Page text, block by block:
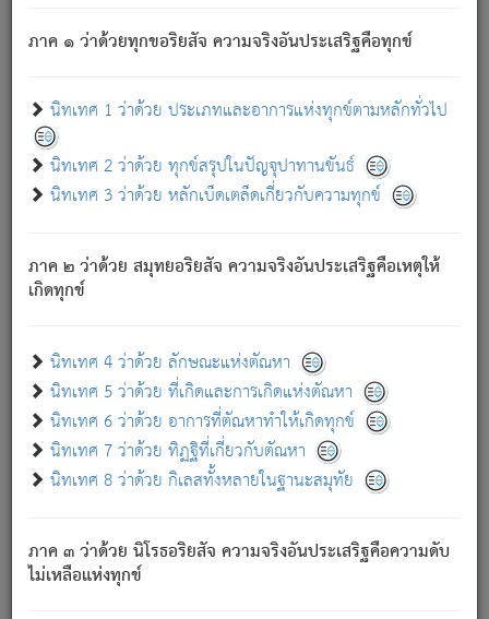
ภาค ๑ ว่าด้วยทุกขอริยสัจ ความจริงอันประเสริฐคือทุกข์
นิทเทศ 1 ว่าด้วย ประเภทและอาการแห่งทุกข์ตามหลักทั่วไป
นิทเทศ 2 ว่าด้วย ทุกข์สรุปในปัญจุปาทานขันธ์
นิทเทศ 3 ว่าด้วย หลักเบ็ดเตล็ดเกี่ยวกับความทุกข์
ภาค ๒ ว่าด้วย สมุทยอริยสัจ ความจริงอันประเสริฐคือเหตุให้
เกิดทุกข์
นิทเทศ 4 ว่าด้วย ลักษณะแห่งตัณหา
นิทเทศ 5 ว่าด้วย ที่เกิดและการเกิดแห่งตัณหา
นิทเทศ 6 ว่าด้วย อาการที่ตัณหาทำให้เกิดทุกข์
นิทเทศ 7 ว่าด้วย ทิฏฐิที่เกี่ยวกับตัณหา
นิทเทศ 8 ว่าด้วย กิเลสทั้งหลายในฐานะสมุทัย
ภาค ๓ ว่าด้วย นิโรธอริยสัจ ความจริงอันประเสริฐคือความดับ
ไม่เหลือแห่งทุกข์
ภพ ว่ามีได้เพราะวิภพ[2]: เรากล่าวว่า สมณะหรือพราหมณ์ทั้ง
ปวงนั้น ก็ยังสลัดภพออกไปไม่ได้.
ก็ทุกข์นี้มีขึ้น เพราะอาศัยซึ่งอุปธิทั้งปวง.
เพราะความสิ้นไปแห่งอุปาทานทั้งปวง ความเกิดขึ้นแห่ง
ทุกข์จึงไม่มี.
ท่านจงดูโลกนี้เถิด (จะเห็นว่า) สัตว์ทั้งหลายอันอวิชาหนา
แน่นบังหนาแล้ว; และว่า สัตว์ผู้ยินดีในภพอันเป็นแล้วนั้น ย่อม
อันเป็นไปในที่หรือเวลาทั้งปวง[3]เพื่อความมีแห่งประโยชน์โดย
ประการทั้งปวง; ภพทั้งหลายทั้งหมดนั้น ไม่เที่ยง เป็นทุกข์ มี
ความแปรปรวนเป็นธรรมดา.
อย่างนี้อยู่; เขาย่อมละภวตัณหาได้ และไม่เพลิดเพลินวิภวตัณหา
ด้วย.
ความดับเพราะความสำรอกไม่เหลือ (แห่งภพทั้งหลาย)
เพราะความสิ้นไปแห่งตัณหาโดยประการทั้งปวง นั้นคือ
นิพพาน.
ภพใหม่ย่อมไม่มีแก่ภิกษุนั้น ผู้ดับเย็นสนิทแล้ว เพราะไม่มี
ภิกษุนั้น เป็นผู้ครอบงำมารได้แล้ว ชนะสงครามแล้ว ก้าวล่วง
ภพทั้งหลายทั้งปวงได้แล้ว เป็นผู้คงที่ (คือไม่เปลี่ยนแปลงอีกต่อ